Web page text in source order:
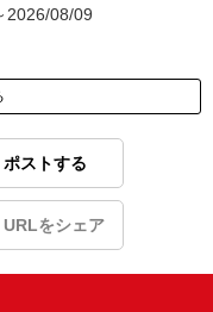
2026/08/09
ポストする
URLをシェア